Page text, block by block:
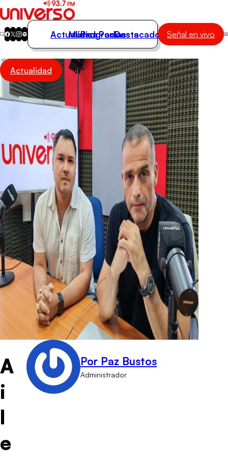
Actualidad
Música
Programas
Podcasts
Actualidad
Música
Programas
Podcasts
Destacados Señal en vivo
Actualidad
A
i
l
e
Por Paz Bustos
Administrador